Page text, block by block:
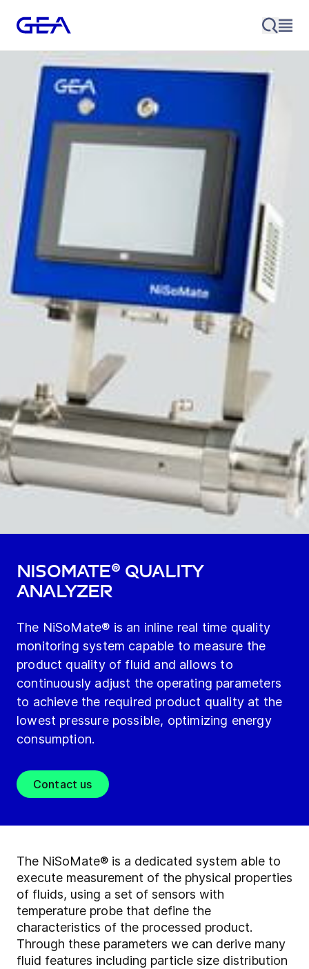
NiSoMate® Quality
Analyzer
The NiSoMate® is an inline real time quality
monitoring system capable to measure the
product quality of fluid and allows to
continuously adjust the operating parameters
to achieve the required product quality at the
lowest pressure possible, optimizing energy
consumption.
Contact us
The NiSoMate® is a dedicated system able to
execute measurement of the physical properties
of fluids, using a set of sensors with
temperature probe that define the
characteristics of the processed product.
Through these parameters we can derive many
fluid features including particle size distribution